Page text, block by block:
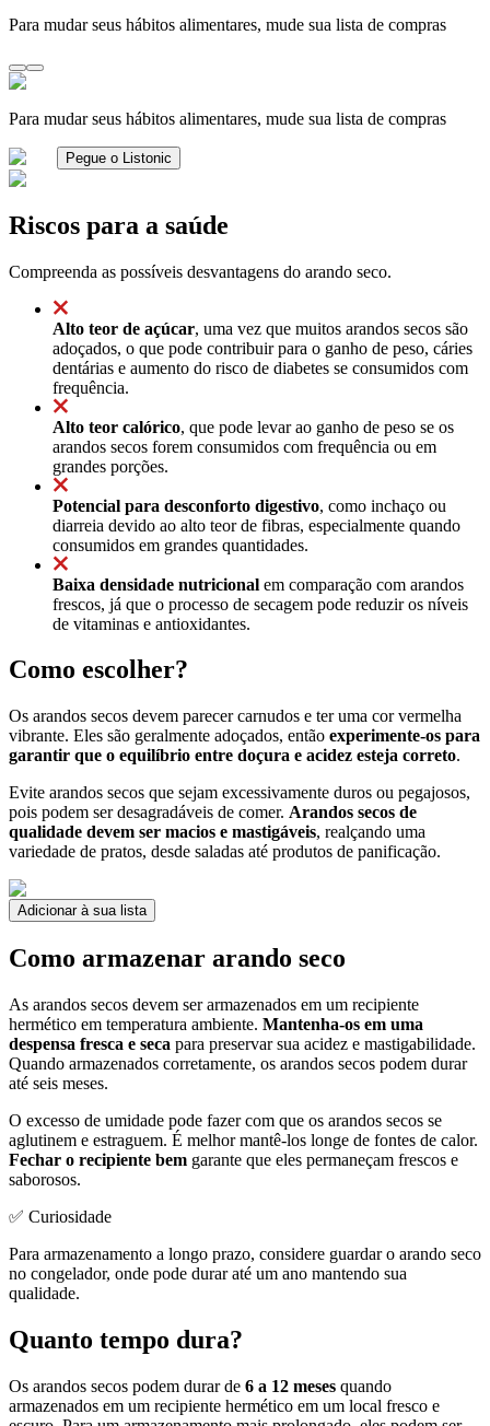
Para mudar seus hábitos alimentares, mude sua lista de compras
Para mudar seus hábitos alimentares, mude sua lista de compras
Pegue o Listonic
Riscos para a saúde
Compreenda as possíveis desvantagens do arando seco.
Alto teor de açúcar, uma vez que muitos arandos secos são
adoçados, o que pode contribuir para o ganho de peso, cáries
dentárias e aumento do risco de diabetes se consumidos com
frequência.
Alto teor calórico, que pode levar ao ganho de peso se os
arandos secos forem consumidos com frequência ou em
grandes porções.
Potencial para desconforto digestivo, como inchaço ou
diarreia devido ao alto teor de fibras, especialmente quando
consumidos em grandes quantidades.
Baixa densidade nutricional em comparação com arandos
frescos, já que o processo de secagem pode reduzir os níveis
de vitaminas e antioxidantes.
Como escolher?
Os arandos secos devem parecer carnudos e ter uma cor vermelha
vibrante. Eles são geralmente adoçados, então experimente-os para
garantir que o equilíbrio entre doçura e acidez esteja correto.
Evite arandos secos que sejam excessivamente duros ou pegajosos,
pois podem ser desagradáveis de comer. Arandos secos de
qualidade devem ser macios e mastigáveis, realçando uma
variedade de pratos, desde saladas até produtos de panificação.
Adicionar à sua lista
Como armazenar arando seco
As arandos secos devem ser armazenados em um recipiente
hermético em temperatura ambiente. Mantenha-os em uma
despensa fresca e seca para preservar sua acidez e mastigabilidade.
Quando armazenados corretamente, os arandos secos podem durar
até seis meses.
O excesso de umidade pode fazer com que os arandos secos se
aglutinem e estraguem. É melhor mantê-los longe de fontes de calor.
Fechar o recipiente bem garante que eles permaneçam frescos e
saborosos.
✅ Curiosidade
Para armazenamento a longo prazo, considere guardar o arando seco
no congelador, onde pode durar até um ano mantendo sua
qualidade.
Quanto tempo dura?
Os arandos secos podem durar de 6 a 12 meses quando
armazenados em um recipiente hermético em um local fresco e